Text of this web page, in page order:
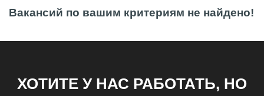
Вакансий по вашим критериям не найдено!
ХОТИТЕ У НАС РАБОТАТЬ, НО